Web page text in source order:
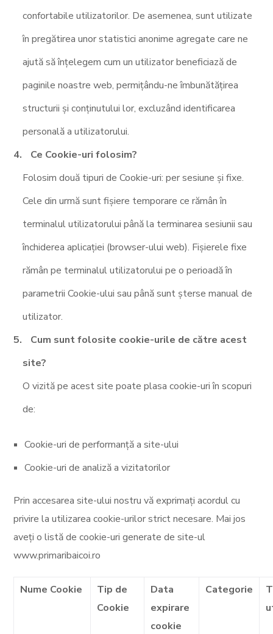
confortabile utilizatorilor. De asemenea, sunt utilizate
în pregătirea unor statistici anonime agregate care ne
ajută să înțelegem cum un utilizator beneficiază de
paginile noastre web, permițându-ne îmbunătățirea
structurii și conținutului lor, excluzând identificarea
personală a utilizatorului.
Ce Cookie-uri folosim?
Folosim două tipuri de Cookie-uri: per sesiune și fixe.
Cele din urmă sunt fișiere temporare ce rămân în
terminalul utilizatorului până la terminarea sesiunii sau
închiderea aplicației (browser-ului web). Fișierele fixe
rămân pe terminalul utilizatorului pe o perioadă în
parametrii Cookie-ului sau până sunt șterse manual de
utilizator.
Cum sunt folosite cookie-urile de către acest
site?
O vizită pe acest site poate plasa cookie-uri în scopuri
de:
Cookie-uri de performanță a site-ului
Cookie-uri de analiză a vizitatorilor
Prin accesarea site-ului nostru vă exprimați acordul cu
privire la utilizarea cookie-urilor strict necesare. Mai jos
aveți o listă de cookie-uri generate de site-ul
www.primaribaicoi.ro
Nume Cookie
Tip de
Cookie
Data
expirare
cookie
Categorie